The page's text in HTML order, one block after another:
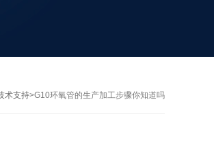
术支持>G10环氧管的生产加工步骤你知道吗